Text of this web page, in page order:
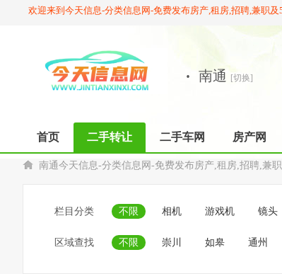
欢迎来到今天信息-分类信息网-免费发布房产,租房,招聘,兼职及
· 南通
[切换]
首页 二手转让 二手车网 房产网
南通今天信息-分类信息网-免费发布房产,租房,招聘,兼
栏目分类 不限 相机 游戏机 镜头
区域查找 不限 崇川 如皋 通州